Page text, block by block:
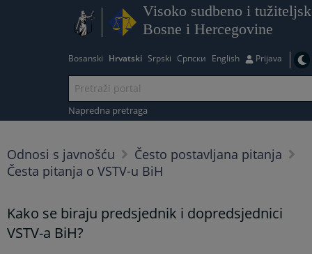
Visoko sudbeno i
Bosne i Hercegovine
Bosanski Hrvatski Srpski Српски English Prijava
Napredna pretraga
Odnosi s javnošću
Često postavljana pitanja
Česta pitanja o VSTV-u BiH
Kako se biraju predsjednik i dopredsjednici
VSTV-a BiH?